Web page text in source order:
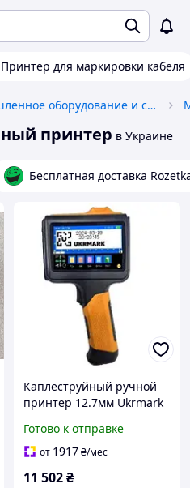
Принтер для маркировки кабеля
Промышленное оборудование и станки
принтер в Украине
Бесплатная доставка
Каплеструйный ручной
принтер 12.7мм Ukrmark
Готово к отправке
от 1917₴/мес
11 502₴